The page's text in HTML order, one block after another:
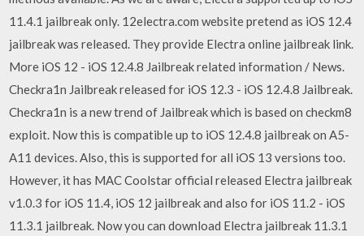
11.4.1 jailbreak only. 12electra.com website pretend as iOS 12.4
jailbreak was released. They provide Electra online jailbreak link.
More iOS 12 - iOS 12.4.8 Jailbreak related information / News.
Checkra1n Jailbreak released for iOS 12.3 - iOS 12.4.8 Jailbreak.
Checkra1n is a new trend of Jailbreak which is based on checkm8
exploit. Now this is compatible up to iOS 12.4.8 jailbreak on A5-
A11 devices. Also, this is supported for all iOS 13 versions too.
However, it has MAC Coolstar official released Electra jailbreak
v1.0.3 for iOS 11.4, iOS 12 jailbreak and also for iOS 11.2 - iOS
11.3.1 jailbreak. Now you can download Electra jailbreak 11.3.1